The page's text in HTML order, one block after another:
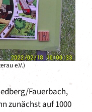
e.V.)
Fauerbach,
zunächst auf 1000